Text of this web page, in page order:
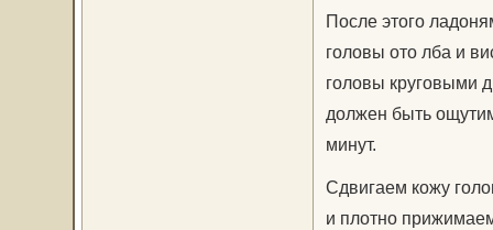
После этого
головы ото лба и
головы круговыми
должен быть
минут.
Сдвигаем кожу
и плотно